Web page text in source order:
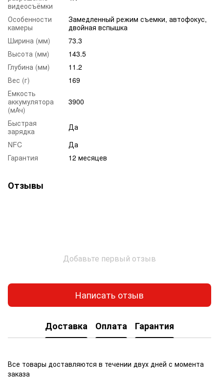
видеосъёмки
Особенности
камеры
Замедленный режим съемки, автофокус,
двойная вспышка
Ширина (мм)
73.3
Высота (мм)
143.5
Глубина (мм)
11.2
Вес (г)
169
Емкость
аккумулятора
(мАч)
3900
Быстрая
зарядка
Да
NFC
Да
Гарантия
12 месяцев
Отзывы
Добавьте первый отзыв
Написать отзыв
Доставка Оплата Гарантия
Все товары доставляются в течении двух дней с момента
заказа